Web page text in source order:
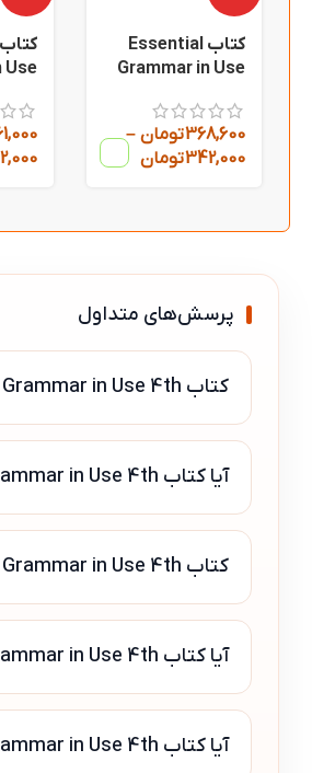
کتاب Essential
Grammar in Use
368,600تومان –
342,000تومان
Use
پرسش‌های متداول
کتاب Essential Grammar in Use 4th بیشتر برای چه سطحی مناسب است؟
آیا کتاب Essential Grammar in Use 4th برای یادگیری خودآموز مناسب است؟
کتاب Essential Grammar in Use 4th بیشتر روی چه مهارتی تمرکز دارد؟
آیا کتاب Essential Grammar in Use 4th با نسخه‌های دیگر فرق دارد؟
آیا کتاب Essential Grammar in Use 4th نیاز به استاد یا کلاس دارد؟